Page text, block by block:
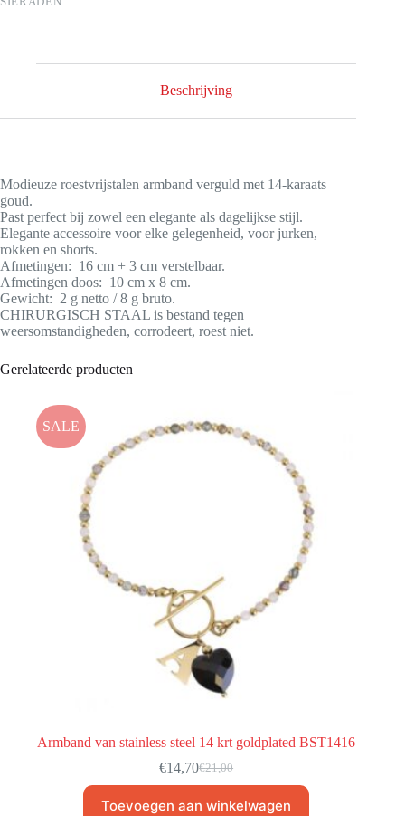
Beschrijving
Modieuze roestvrijstalen armband verguld met 14-karaats
goud.
Past perfect bij zowel een elegante als dagelijkse stijl.
Elegante accessoire voor elke gelegenheid, voor jurken,
rokken en shorts.
Afmetingen: 16 cm + 3 cm verstelbaar.
Afmetingen doos: 10 cm x 8 cm.
Gewicht: 2 g netto / 8 g bruto.
CHIRURGISCH STAAL is bestand tegen
weersomstandigheden, corrodeert, roest niet.
Gerelateerde producten
SALE
Armband van stainless steel 14 krt goldplated BST1416
€21,00
€14,70
Toevoegen aan winkelwagen